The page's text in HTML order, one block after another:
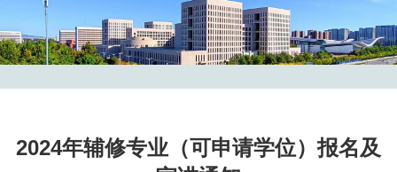
2024年辅修专业（可申请学位）报名及